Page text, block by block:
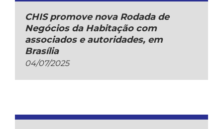
CHIS promove nova Rodada de
Negócios da Habitação com
associados e autoridades, em
Brasília
04/07/2025